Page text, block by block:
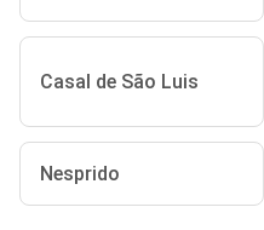
Casal de São Luis
Nesprido